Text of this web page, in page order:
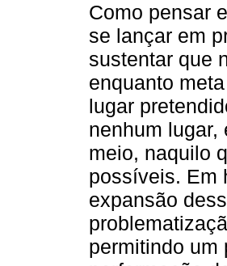
Como pensar
se lançar em
sustentar que
enquanto
lugar
nenhum lugar,
meio, naquilo
possíveis. Em
expansão
permitindo um